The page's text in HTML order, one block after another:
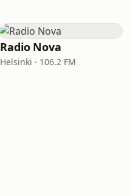
Radio Nova
Helsinki · 106.2 FM